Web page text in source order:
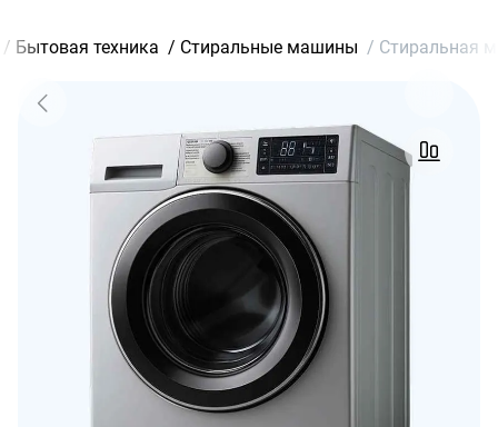
/ Бытовая техника / Стиральные машины / Стиральная